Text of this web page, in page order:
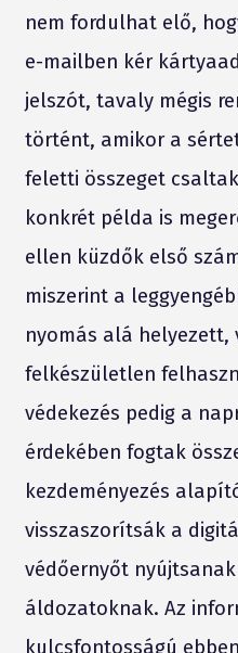
nem fordulhat elő,
e-mailben kér
jelszót, tavaly mégis
történt, amikor a
feletti összeget
konkrét példa is
ellen küzdők első
miszerint a
nyomás alá helyezett,
felkészületlen
védekezés pedig a
érdekében fogtak
kezdeményezés
visszaszorítsák a
védőernyőt
áldozatoknak. Az
kulcsfontosságú